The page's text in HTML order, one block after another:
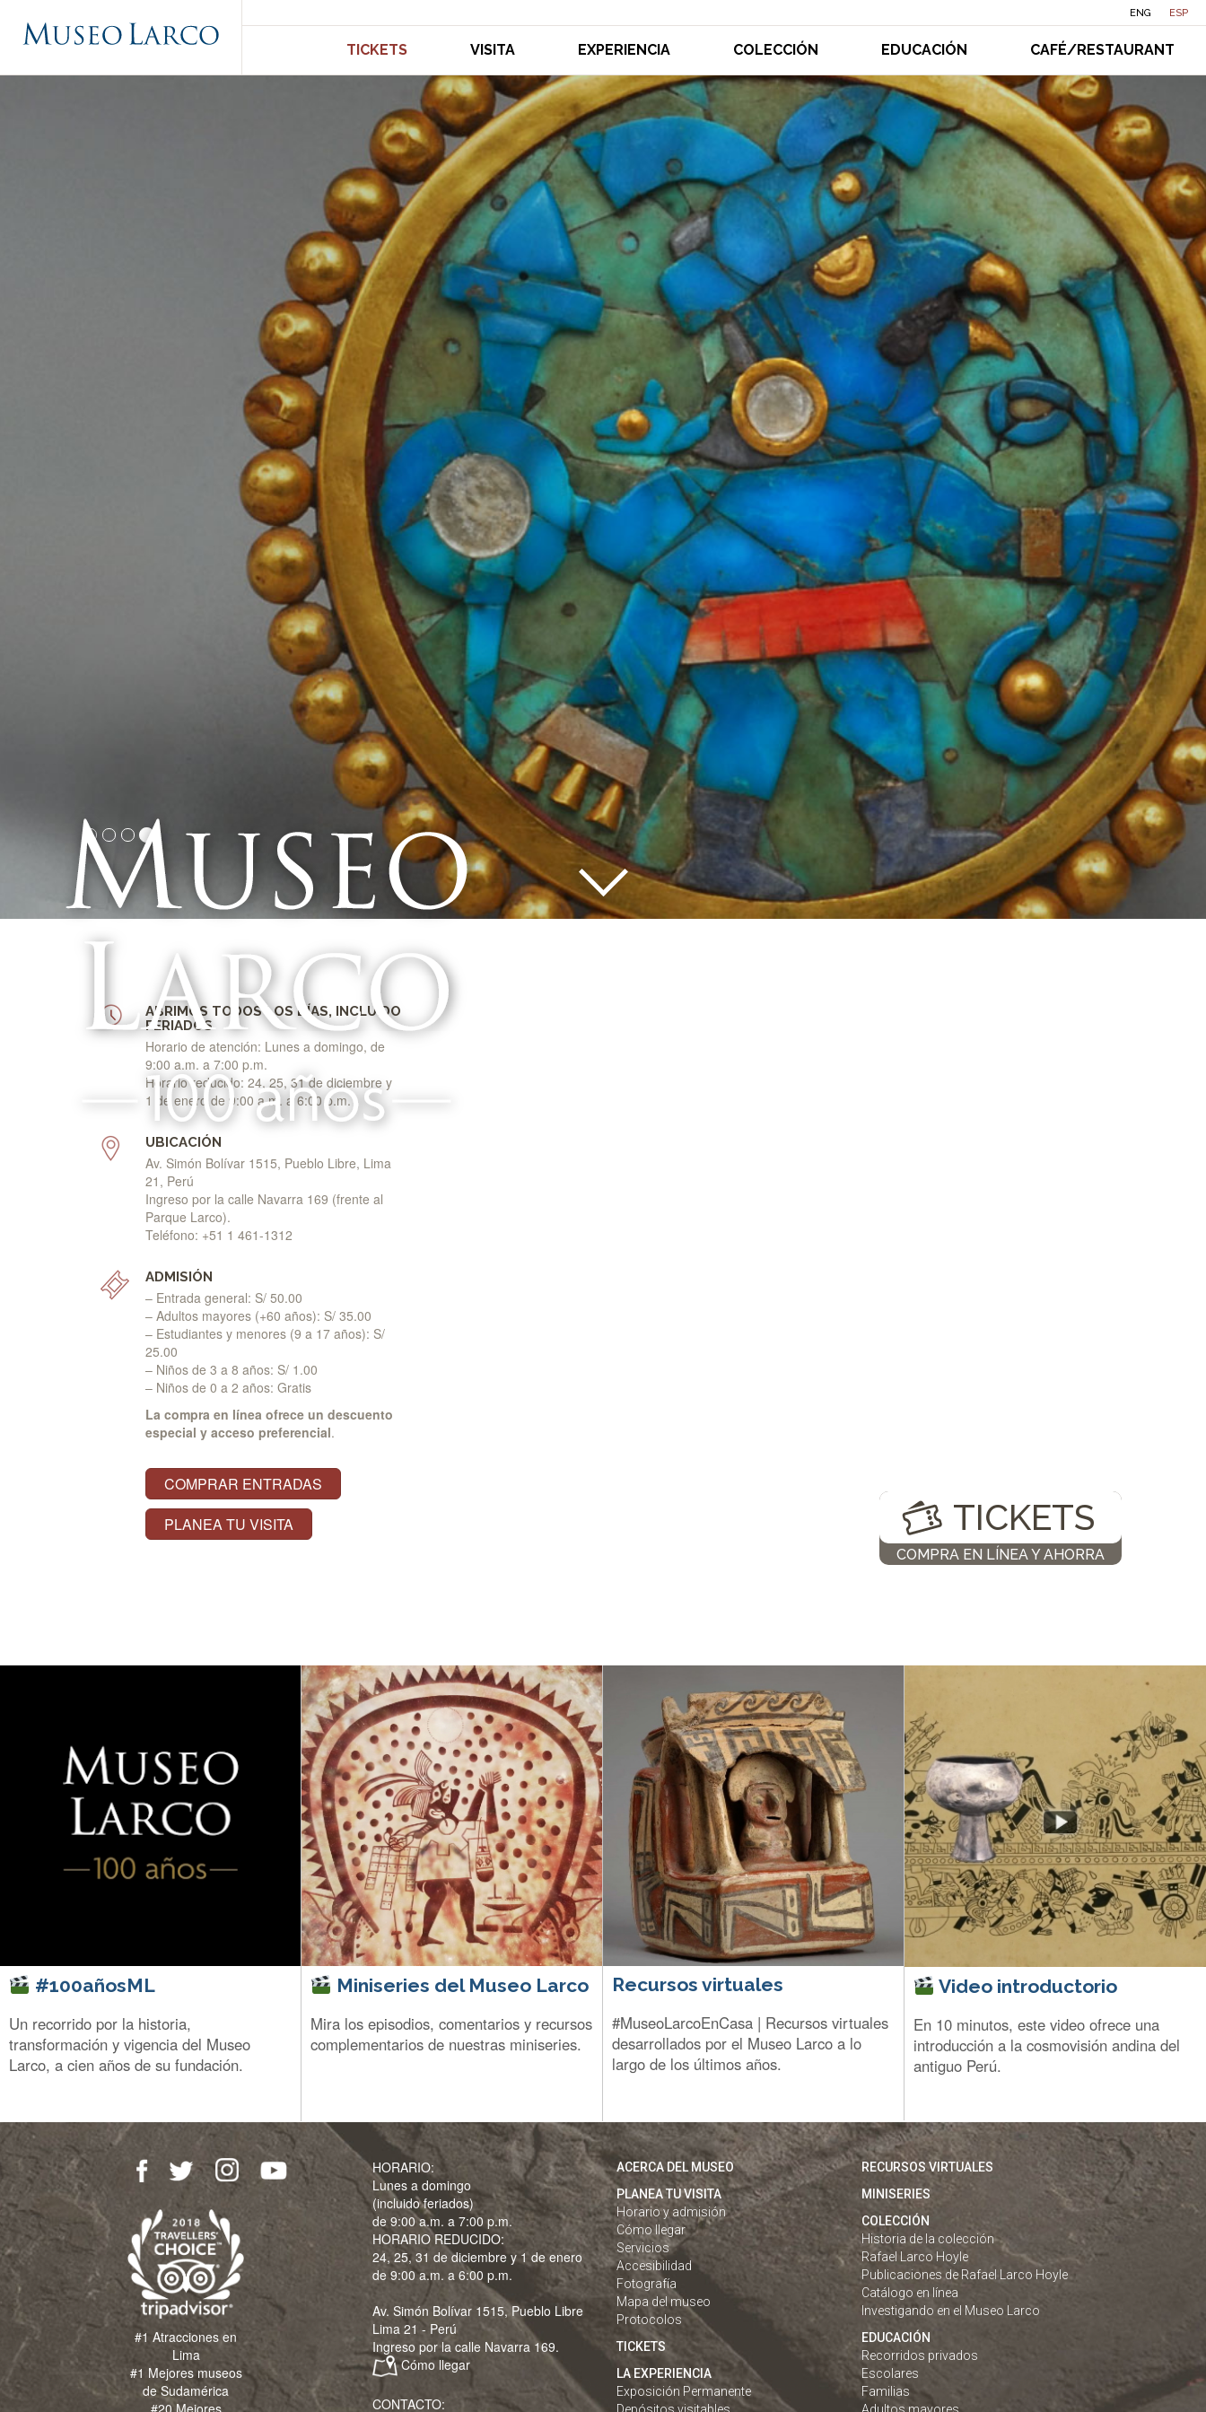
ENG ESP
TICKETS VISITA EXPERIENCIA COLECCIÓN EDUCACIÓN CAFÉ/RESTAURANT
ABRIMOS TODOS LOS DÍAS, INCLUIDO
FERIADOS
Horario de atención: Lunes a domingo, de
9:00 a.m. a 7:00 p.m.
Horario reducido: 24, 25, 31 de diciembre y
1 de enero de 9:00 a.m. a 6:00 p.m.
UBICACIÓN
Av. Simón Bolívar 1515, Pueblo Libre, Lima
21, Perú
Ingreso por la calle Navarra 169 (frente al
Parque Larco).
Teléfono: +51 1 461-1312
ADMISIÓN
– Entrada general: S/ 50.00
– Adultos mayores (+60 años): S/ 35.00
– Estudiantes y menores (9 a 17 años): S/
25.00
– Niños de 3 a 8 años: S/ 1.00
– Niños de 0 a 2 años: Gratis
La compra en línea ofrece un descuento
especial y acceso preferencial.
COMPRAR ENTRADAS
PLANEA TU VISITA
#100añosML
Un recorrido por la historia,
transformación y vigencia del Museo
Larco, a cien años de su fundación.
Miniseries del Museo Larco
Mira los episodios, comentarios y recursos
complementarios de nuestras miniseries.
Recursos virtuales
#MuseoLarcoEnCasa | Recursos virtuales
desarrollados por el Museo Larco a lo
largo de los últimos años.
Video introductorio
En 10 minutos, este video ofrece una
introducción a la cosmovisión andina del
antiguo Perú.
TICKETS
COMPRA EN LÍNEA Y AHORRA
#1 Atracciones en
Lima
#1 Mejores museos
de Sudamérica
#20 Mejores
HORARIO:
Lunes a domingo
(incluido feriados)
de 9:00 a.m. a 7:00 p.m.
HORARIO REDUCIDO:
24, 25, 31 de diciembre y 1 de enero
de 9:00 a.m. a 6:00 p.m.
Av. Simón Bolívar 1515, Pueblo Libre
Lima 21 - Perú
Ingreso por la calle Navarra 169.
Cómo llegar
CONTACTO:
ACERCA DEL MUSEO
PLANEA TU VISITA
Horario y admisión
Cómo llegar
Servicios
Accesibilidad
Fotografía
Mapa del museo
Protocolos
TICKETS
LA EXPERIENCIA
Exposición Permanente
RECURSOS VIRTUALES
MINISERIES
COLECCIÓN
Historia de la colección
Rafael Larco Hoyle
Publicaciones de Rafael Larco Hoyle
Catálogo en línea
Investigando en el Museo Larco
EDUCACIÓN
Recorridos privados
Escolares
Familias